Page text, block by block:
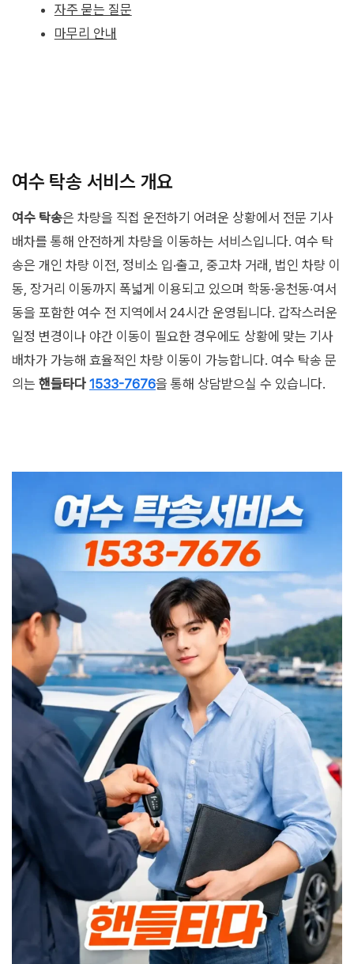
자주 묻는 질문
마무리 안내
여수 탁송 서비스 개요
여수 탁송은 차량을 직접 운전하기 어려운 상황에서 전문 기사
배차를 통해 안전하게 차량을 이동하는 서비스입니다. 여수 탁
송은 개인 차량 이전, 정비소 입·출고, 중고차 거래, 법인 차량 이
동, 장거리 이동까지 폭넓게 이용되고 있으며 학동·웅천동·여서
동을 포함한 여수 전 지역에서 24시간 운영됩니다. 갑작스러운
일정 변경이나 야간 이동이 필요한 경우에도 상황에 맞는 기사
배차가 가능해 효율적인 차량 이동이 가능합니다. 여수 탁송 문
의는 핸들타다 1533-7676을 통해 상담받으실 수 있습니다.